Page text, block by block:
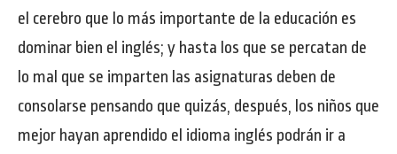
el cerebro que lo más importante de la educación es
dominar bien el inglés; y hasta los que se percatan de
lo mal que se imparten las asignaturas deben de
consolarse pensando que quizás, después, los niños que
mejor hayan aprendido el idioma inglés podrán ir a